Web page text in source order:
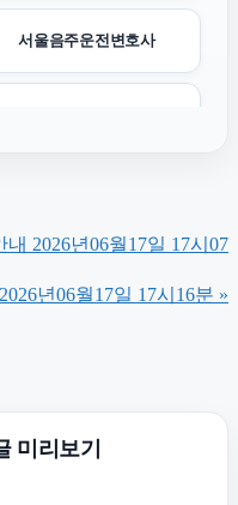
서울음주운전변호사
법인 장기렌트
2026년06월17일 17시07
년06월17일 17시16분 »
미리보기